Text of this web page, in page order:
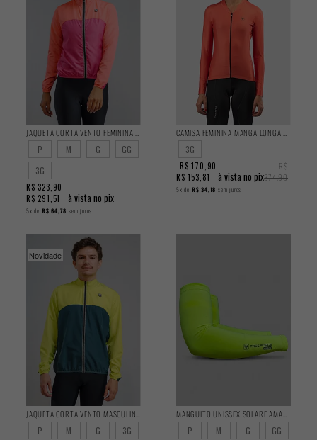
P M G
GG
3G
R$ 323,90
R$ 291,51
à vista no pix
5x de R$ 64,78 sem juros
3G
R$
374,90
R$ 170,90
R$ 153,81
à vista no pix
5x de R$ 34,18 sem juros
Novidade
P M G 3G P M G GG